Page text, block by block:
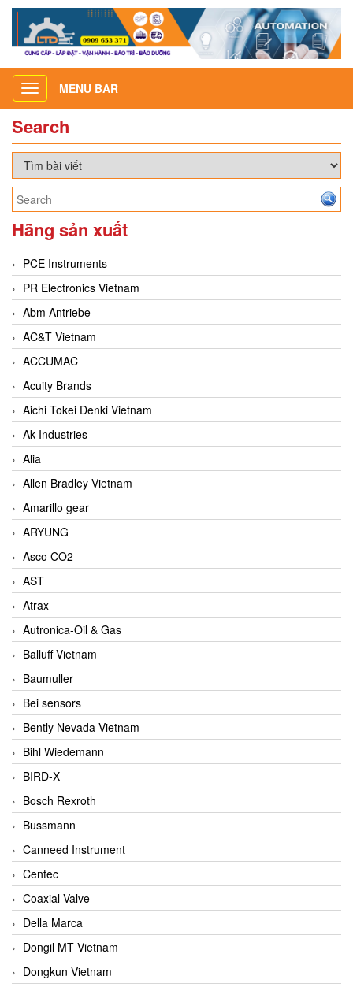
Toggle
navigation
MENU BAR
Search
Hãng sản xuất
PCE Instruments
PR Electronics Vietnam
Abm Antriebe
AC&T Vietnam
ACCUMAC
Acuity Brands
Aichi Tokei Denki Vietnam
Ak Industries
Alia
Allen Bradley Vietnam
Amarillo gear
ARYUNG
Asco CO2
AST
Atrax
Autronica-Oil & Gas
Balluff Vietnam
Baumuller
Bei sensors
Bently Nevada Vietnam
Bihl Wiedemann
BIRD-X
Bosch Rexroth
Bussmann
Canneed Instrument
Centec
Coaxial Valve
Della Marca
Dongil MT Vietnam
Dongkun Vietnam